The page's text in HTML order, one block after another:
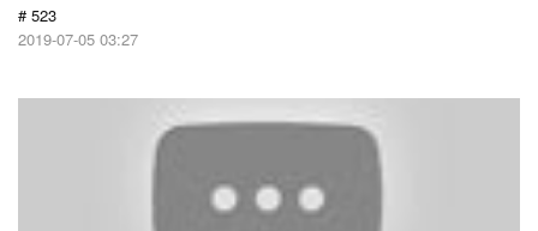
# 523
2019-07-05 03:27